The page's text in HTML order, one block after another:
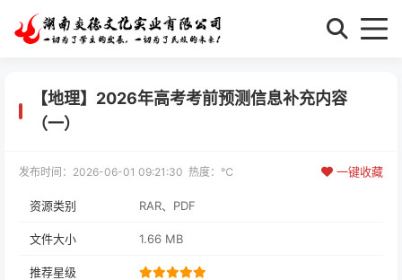
【地理】2026年高考考前预测信息补充内容
（一）
发布时间：2026-06-01 09:21:30 热度： ℃ 一键收藏
资源类别 RAR、PDF
文件大小 1.66 MB
推荐星级